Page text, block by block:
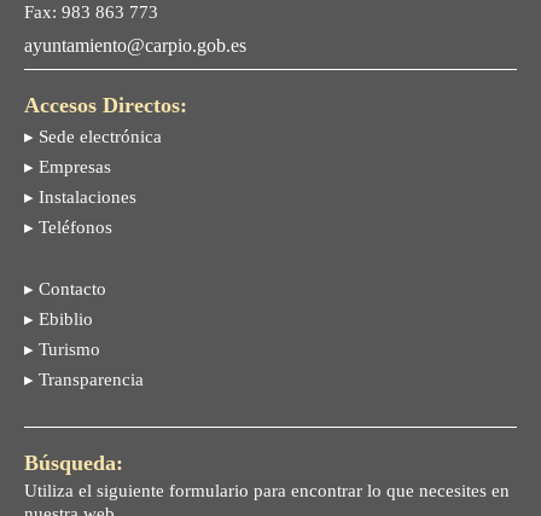
Fax: 983 863 773
ayuntamiento@carpio.gob.es
Accesos Directos:
▸ Sede electrónica
▸ Empresas
▸ Instalaciones
▸ Teléfonos
▸ Contacto
▸ Ebiblio
▸ Turismo
▸ Transparencia
Búsqueda:
Utiliza el siguiente formulario para encontrar lo que necesites en